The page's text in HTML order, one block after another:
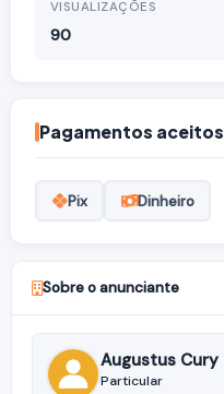
VISUALIZAÇÕES
90
Pagamentos aceitos
Pix Dinheiro
Sobre o anunciante
Augustus Cury
Particular